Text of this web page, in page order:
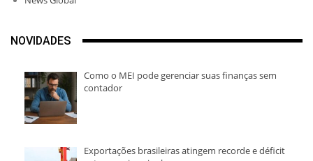
NOVIDADES
Como o MEI pode gerenciar suas finanças sem
contador
Exportações brasileiras atingem recorde e déficit